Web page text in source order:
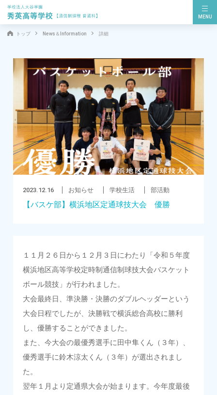
MENU
トップ News＆Information 詳細
2023.12.16 お知らせ 学校生活 部活動
【バスケ部】横浜地区定通球技大会 優勝
１１月２６日から１２月３日にわたり「令和５年度
横浜地区高等学校定時制通信制球技大会バスケット
ボール競技」が行われました。
大会最終日、準決勝・決勝のダブルヘッダーという
大会日程でしたが、決勝戦で横浜総合高校に勝利
し、優勝することができました。
また、今大会の最優秀選手に田中隼くん（３年）、
優秀選手に鈴木涼太くん（３年）が選出されまし
た。
翌年１月より定通県大会が始まります。今年度最後